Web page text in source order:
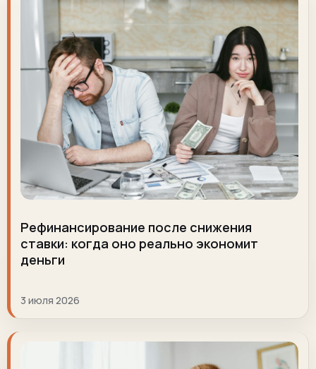
Рефинансирование после снижения
ставки: когда оно реально экономит
деньги
3 июля 2026